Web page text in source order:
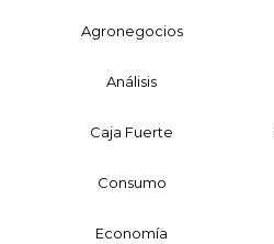
Agronegocios
Análisis
Caja Fuerte
Consumo
Economía